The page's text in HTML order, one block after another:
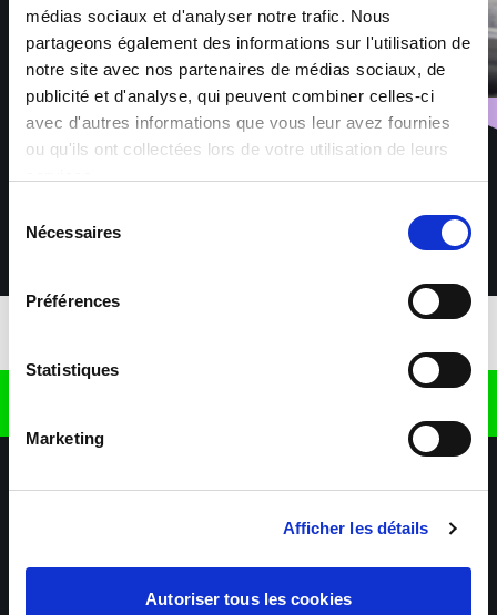
médias sociaux et d'analyser notre trafic. Nous
partageons également des informations sur l'utilisation de
notre site avec nos partenaires de médias sociaux, de
publicité et d'analyse, qui peuvent combiner celles-ci
avec d'autres informations que vous leur avez fournies
ou qu'ils ont collectées lors de votre utilisation de leurs
Nécessaires
Préférences
Statistiques
Marketing
Afficher les détails
Autoriser tous les cookies